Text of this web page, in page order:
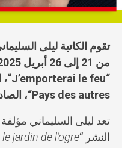
تقوم الكاتبة ليلى
“
J’emporterai le feu“،
Pays des autres“،
تعد ليلى السليماني
النشر “Gallimard”: “jardin de l’ogre